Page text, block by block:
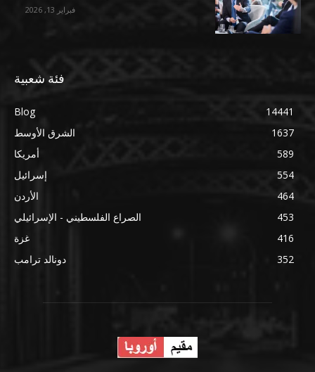
فبراير 13, 2026
فئة شعبية
Blog
14441
الشرق الأوسط
1637
أمريكا
589
إسرائيل
554
الأردن
464
الصراع الفلسطيني - الإسرائيلي
453
غزة
416
دونالد ترامب
352